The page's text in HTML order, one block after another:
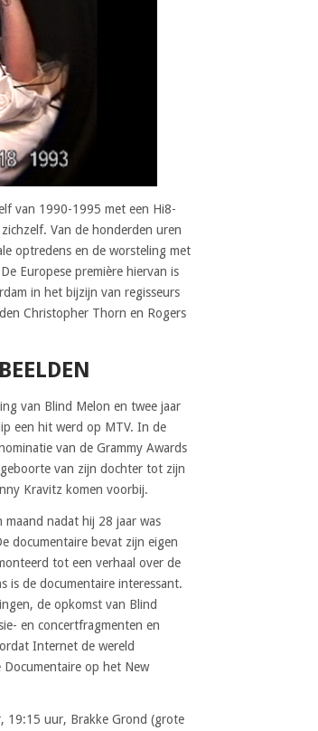
van 1990-1995 met een Hi8-
Van de honderden uren
optredens en de worsteling met
De Europese première hiervan is
in het bijzijn van regisseurs
Christopher Thorn en Rogers
van Blind Melon en twee jaar
een hit werd op MTV. In de
van de Grammy Awards
van zijn dochter tot zijn
Kravitz komen voorbij.
nadat hij 28 jaar was
documentaire bevat zijn eigen
tot een verhaal over de
is de documentaire interessant.
de opkomst van Blind
en concertfragmenten en
Internet de wereld
Documentaire op het New
19:15 uur, Brakke Grond (grote